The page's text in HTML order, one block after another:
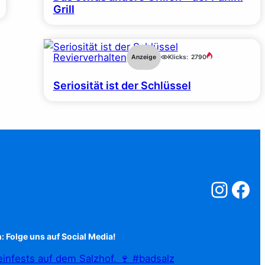
Grill
Revierverhalten Anzeige Klicks: 2790
Seriosität ist der Schlüssel
Salzstreuner
Folge uns auf Social Media!
auf dem Salzhof. 🍷 #badsalz